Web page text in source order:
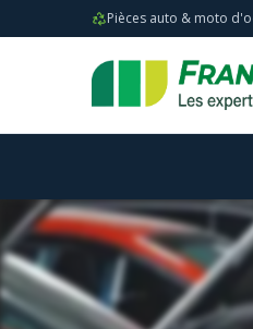
Pièces auto & moto